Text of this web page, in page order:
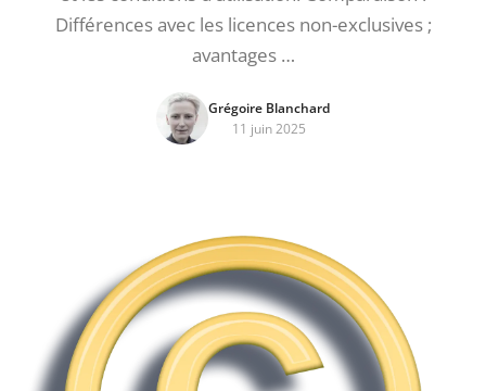
Différences avec les licences non-exclusives ;
avantages …
Grégoire Blanchard
11 juin 2025